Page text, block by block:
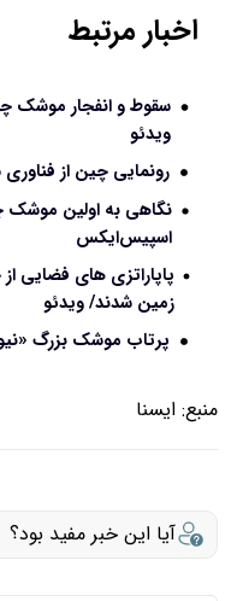
اخبار مرتبط
سقوط و انفجار موشک
ویدئو
رونمایی چین از
نگاهی به اولین موشک
اسپیس‌ایکس
پاپاراتزی های فضایی
زمین شدند/ ویدئو
پرتاب موشک بزرگ
منبع: ایسنا
آیا این خبر مفید بود؟